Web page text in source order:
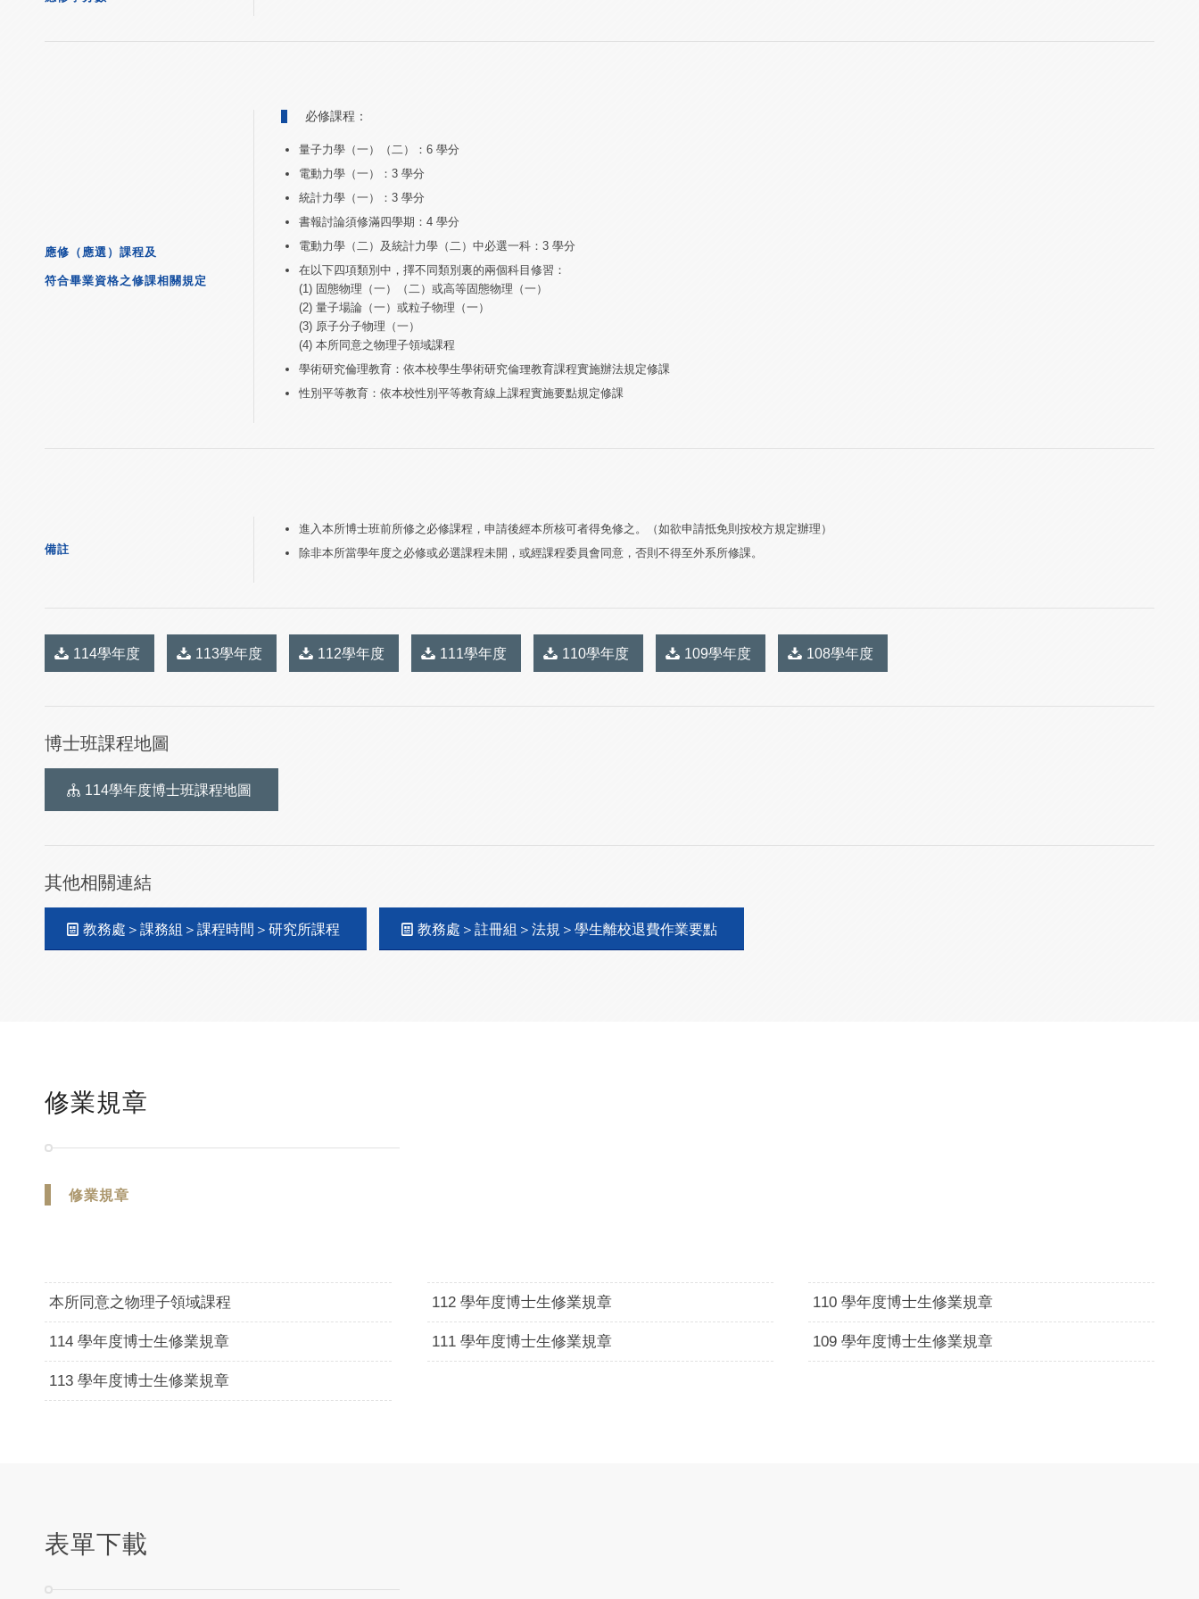
應修（應選）課程及
符合畢業資格之修課相關規定
必修課程：
量子力學（一）（二）：6 學分
電動力學（一）：3 學分
統計力學（一）：3 學分
書報討論須修滿四學期：4 學分
電動力學（二）及統計力學（二）中必選一科：3 學分
在以下四項類別中，擇不同類別裏的兩個科目修習：
(1) 固態物理（一）（二）或高等固態物理（一）
(2) 量子場論（一）或粒子物理（一）
(3) 原子分子物理（一）
(4) 本所同意之物理子領域課程
學術研究倫理教育：依本校學生學術研究倫理教育課程實施辦法規定修課
性別平等教育：依本校性別平等教育線上課程實施要點規定修課
備註
進入本所博士班前所修之必修課程，申請後經本所核可者得免修之。（如欲申請抵免則按校方規定辦理）
除非本所當學年度之必修或必選課程未開，或經課程委員會同意，否則不得至外系所修課。
114學年度 113學年度 112學年度 111學年度 110學年度 109學年度 108學年度
博士班課程地圖
114學年度博士班課程地圖
其他相關連結
教務處＞課務組＞課程時間＞研究所課程 教務處＞註冊組＞法規＞學生離校退費作業要點
修業規章
修業規章
本所同意之物理子領域課程
114 學年度博士生修業規章
113 學年度博士生修業規章
112 學年度博士生修業規章
111 學年度博士生修業規章
110 學年度博士生修業規章
109 學年度博士生修業規章
表單下載